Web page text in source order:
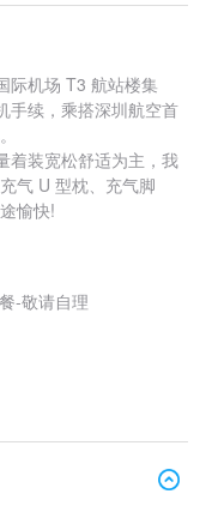
际机场 T3 航站楼集
手续，乘搭深圳航空首
。
着装宽松舒适为主，我
气 U 型枕、充气脚
愉快!
-敬请自理